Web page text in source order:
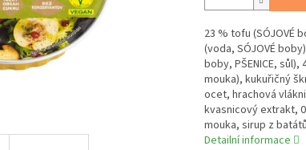
23 % tofu (SÓJOVÉ
(voda, SÓJOVÉ
boby, PŠENICE,
mouka), kukuřičný
ocet, hrachová
kvasnicový extrakt,
mouka, sirup z
Detailní informace